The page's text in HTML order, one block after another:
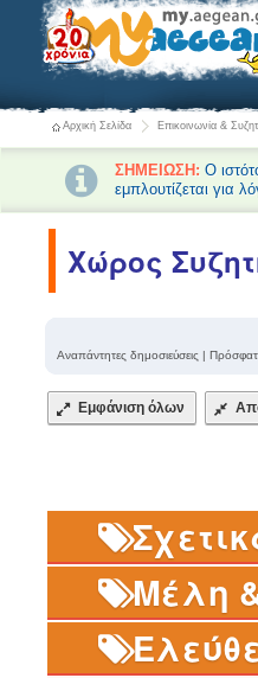
Αρχική Σελίδα Επικοινωνία &
ΣΗΜΕΙΩΣΗ: Ο
εμπλουτίζεται για
Χώρος
Αναπάντητες δημοσιεύσεις |
Εμφάνιση όλων
Μέλη